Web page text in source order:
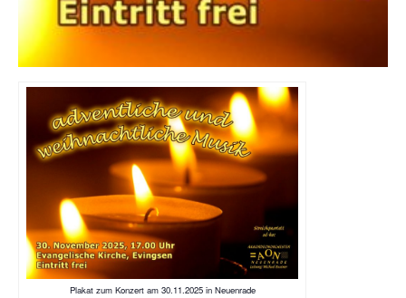
Plakat zum Konzert am 30.11.2025 in Neuenrade